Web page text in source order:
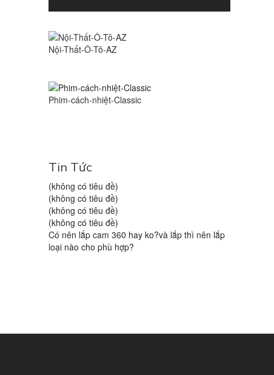
Nội-Thất-Ô-Tô-AZ
Phim-cách-nhiệt-Classic
Tin Tức
(không có tiêu đề)
(không có tiêu đề)
(không có tiêu đề)
(không có tiêu đề)
Có nên lắp cam 360 hay ko?và lắp thì nên lắp
loại nào cho phù hợp?